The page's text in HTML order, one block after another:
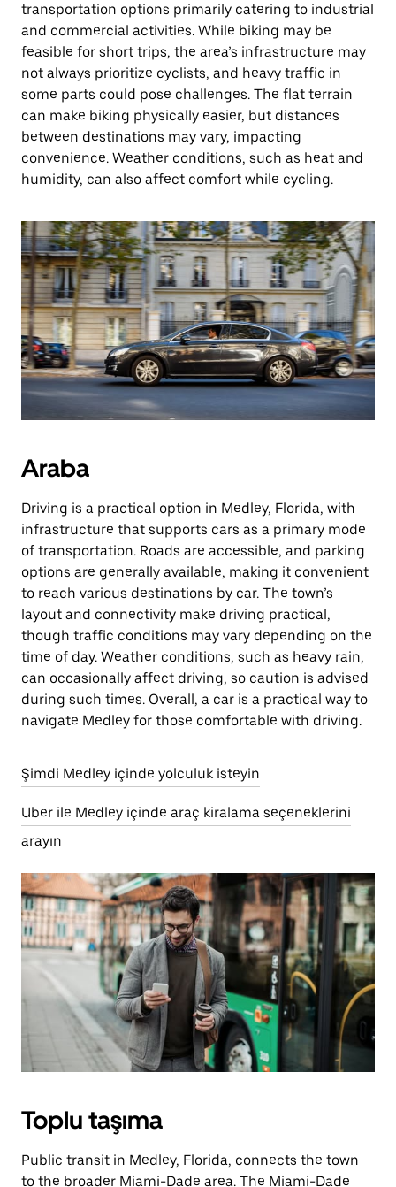
transportation options primarily catering to industrial
and commercial activities. While biking may be
feasible for short trips, the area’s infrastructure may
not always prioritize cyclists, and heavy traffic in
some parts could pose challenges. The flat terrain
can make biking physically easier, but distances
between destinations may vary, impacting
convenience. Weather conditions, such as heat and
humidity, can also affect comfort while cycling.
Araba
Driving is a practical option in Medley, Florida, with
infrastructure that supports cars as a primary mode
of transportation. Roads are accessible, and parking
options are generally available, making it convenient
to reach various destinations by car. The town’s
layout and connectivity make driving practical,
though traffic conditions may vary depending on the
time of day. Weather conditions, such as heavy rain,
can occasionally affect driving, so caution is advised
during such times. Overall, a car is a practical way to
navigate Medley for those comfortable with driving.
Şimdi Medley içinde yolculuk isteyin
Uber ile Medley içinde araç kiralama seçeneklerini
arayın
Toplu taşıma
Public transit in Medley, Florida, connects the town
to the broader Miami-Dade area. The Miami-Dade